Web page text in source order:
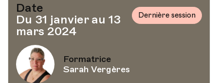
Date
Du 31 janvier au 13
mars 2024
Dernière session
Formatrice
Sarah Vergères